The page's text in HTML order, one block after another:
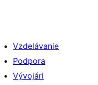
Vzdelávanie
Podpora
Vývojári